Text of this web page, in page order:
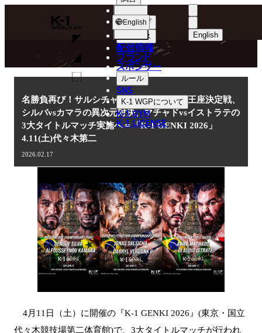
K-
WGP
English
中文（简体
ไทย
ショップ
ニュース
配信情報
ブランド
スポンサー
ルール
SNS
K-1 WGPについて
K-1 GYM
K-1 LICENSE
English
NEWS
ニュース
名勝負再び！サルシチャvsフェルドンクの王座決定戦、
シルバvsカマラの異次元対決、マチャドvsイストラテの
3大タイトルマッチ実施へ＝「K-1 GENKI 2026」
4.11(土)代々木第二
2026.02.17
4月11日（土）に開催の『K-1 GENKI 2026』(東京・国立
代々木競技場第二体育館)で、3大タイトルマッチが行われ